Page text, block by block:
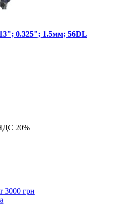
0.325"; 1.5мм; 56DL
20%
3000 грн